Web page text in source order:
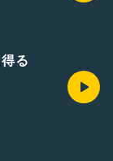
る